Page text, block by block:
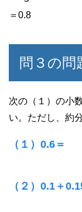
＝0.8
問３の問
次の（１）の小
い。ただし、約
（１）0.6＝
（２）0.1＋